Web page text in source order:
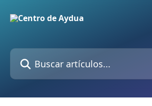
Buscar artículos...